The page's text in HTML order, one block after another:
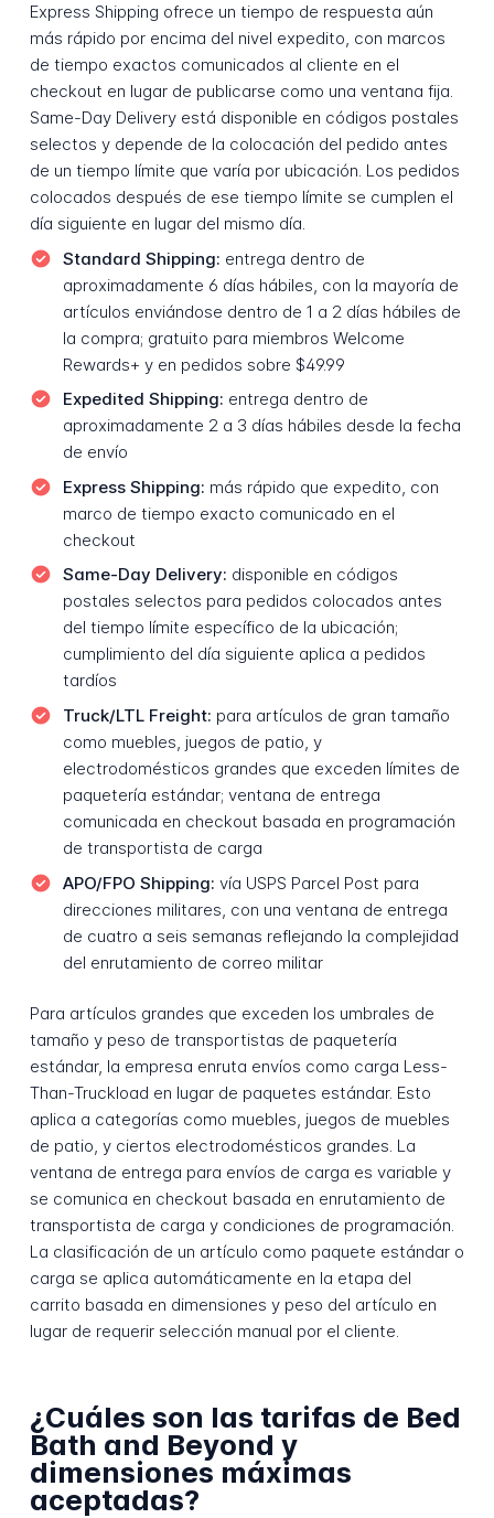
Express Shipping ofrece un tiempo de respuesta aún
más rápido por encima del nivel expedito, con marcos
de tiempo exactos comunicados al cliente en el
checkout en lugar de publicarse como una ventana fija.
Same-Day Delivery está disponible en códigos postales
selectos y depende de la colocación del pedido antes
de un tiempo límite que varía por ubicación. Los pedidos
colocados después de ese tiempo límite se cumplen el
día siguiente en lugar del mismo día.
Standard Shipping: entrega dentro de
aproximadamente 6 días hábiles, con la mayoría de
artículos enviándose dentro de 1 a 2 días hábiles de
la compra; gratuito para miembros Welcome
Rewards+ y en pedidos sobre $49.99
Expedited Shipping: entrega dentro de
aproximadamente 2 a 3 días hábiles desde la fecha
de envío
Express Shipping: más rápido que expedito, con
marco de tiempo exacto comunicado en el
checkout
Same-Day Delivery: disponible en códigos
postales selectos para pedidos colocados antes
del tiempo límite específico de la ubicación;
cumplimiento del día siguiente aplica a pedidos
tardíos
Truck/LTL Freight: para artículos de gran tamaño
como muebles, juegos de patio, y
electrodomésticos grandes que exceden límites de
paquetería estándar; ventana de entrega
comunicada en checkout basada en programación
de transportista de carga
APO/FPO Shipping: vía USPS Parcel Post para
direcciones militares, con una ventana de entrega
de cuatro a seis semanas reflejando la complejidad
del enrutamiento de correo militar
Para artículos grandes que exceden los umbrales de
tamaño y peso de transportistas de paquetería
estándar, la empresa enruta envíos como carga Less-
Than-Truckload en lugar de paquetes estándar. Esto
aplica a categorías como muebles, juegos de muebles
de patio, y ciertos electrodomésticos grandes. La
ventana de entrega para envíos de carga es variable y
se comunica en checkout basada en enrutamiento de
transportista de carga y condiciones de programación.
La clasificación de un artículo como paquete estándar o
carga se aplica automáticamente en la etapa del
carrito basada en dimensiones y peso del artículo en
lugar de requerir selección manual por el cliente.
¿Cuáles son las tarifas de Bed
Bath and Beyond y
dimensiones máximas
aceptadas?